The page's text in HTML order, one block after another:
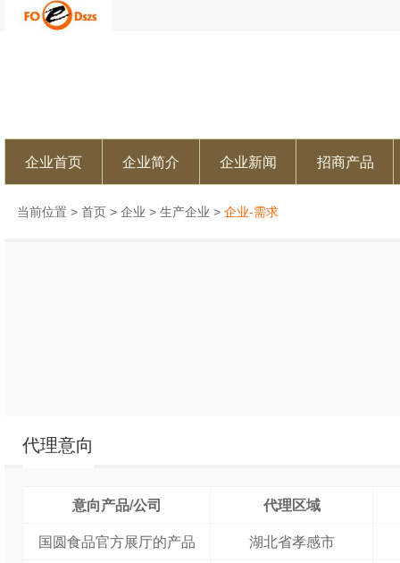
企业首页 企业简介 企业新闻 招商产品
当前位置 > 首页 > 企业 > 生产企业 > 企业-需求
代理意向
意向产品/公司
代理区域
国圆食品官方展厅的产品
湖北省孝感市